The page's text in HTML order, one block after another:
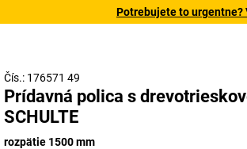
Potrebujete to urgentne?
Čís.: 176571 49
Prídavná polica s
SCHULTE
rozpätie 1500 mm